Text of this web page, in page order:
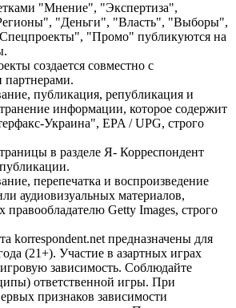
"Мнение", "Экспертиза",
"Деньги", "Власть", "Выборы",
"Промо" публикуются на
создается совместно с
партнерами.
публикация, републикация и
информации, которое содержит
Украина", EPA / UPG, строго
в разделе Я- Корреспондент
перепечатка и воспроизведение
аудиовизуальных материалов,
Getty Images, строго
korrespondent.net предназначены для
(21+). Участие в азартных играх
зависимость. Соблюдайте
ответственной игры. При
признаков зависимости